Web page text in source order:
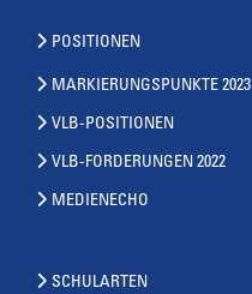
POSITIONEN
MARKIERUNGSPUNKTE 2023
VLB-POSITIONEN
VLB-FORDERUNGEN 2022
MEDIENECHO
SCHULARTEN